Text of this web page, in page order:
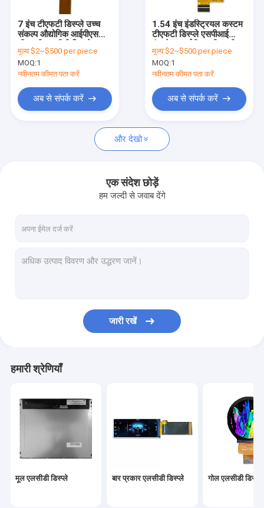
हमारे बारे में
कारखाने का दौरा
गुणवत्ता नियंत्रण
समाचार
बार प्रकार एलसीडी डिस्प्ले
गोल एलसीडी डिस्प्ले मॉड्यूल
मेडिकल एलसीडी डिस्प्ले
विस्तृत तापमान प्रदर्शन
कस्टम टीएफटी प्रदर्शन
7 इंच टीएफटी डिस्प्ले उच्च
संकल्प औद्योगिक आईपीएस
मूल्य:$2~$500 per piece
MOQ:1
नवीनतम कीमत पता करें
अब से संपर्क करें
1.54 इंच इंडस्ट्रियल कस्टम
टीएफटी डिस्प्ले एसपीआई
एलसीडी मॉड्यूल
मूल्य:$2~$500 per piece
MOQ:1
नवीनतम कीमत पता करें
अब से संपर्क करें
और देखो
एक संदेश छोड़ें
हम जल्दी से जवाब देंगे
जारी रखें
हमारी श्रेणियाँ
मूल एलसीडी डिस्प्ले बार प्रकार एलसीडी डिस्प्ले गोल एलसीडी